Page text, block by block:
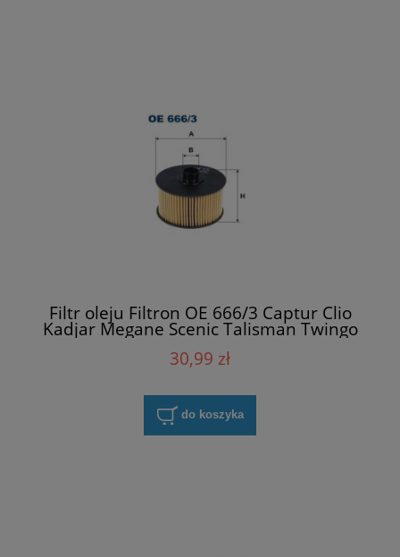
Filtr oleju Filtron OE 666/3 Captur Clio
Kadjar Megane Scenic Talisman Twingo
30,99 zł
do koszyka